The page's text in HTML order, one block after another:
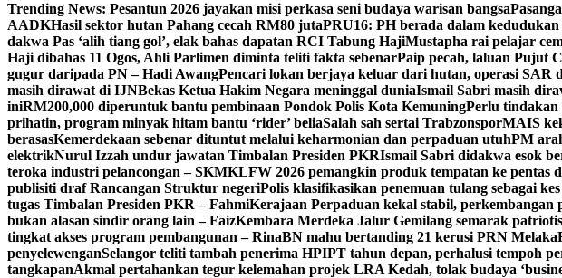
Trending News: Pesantun 2026 jayakan misi perkasa seni budaya warisan bangsa
AADKHasil sektor hutan Pahang cecah RM80 jutaPRU16: PH berada dalam
dakwa Pas ‘alih tiang gol’, elak bahas dapatan RCI Tabung HajiMustapha rai pelajar
Haji dibahas 11 Ogos, Ahli Parlimen diminta teliti fakta sebenarPaip pecah, laluan Pujut
gugur daripada PN – Hadi AwangPencari lokan berjaya keluar dari hutan, operasi SAR
masih dirawat di IJNBekas Ketua Hakim Negara meninggal duniaIsmail Sabri masih
iniRM200,000 diperuntuk bantu pembinaan Pondok Polis Kota KemuningPerlu tindakan
prihatin, program minyak hitam bantu ‘rider’ beliaSalah sah sertai TrabzonsporMAIS
berasasKemerdekaan sebenar dituntut melalui keharmonian dan perpaduan utuhPM
elektrikNurul Izzah undur jawatan Timbalan Presiden PKRIsmail Sabri didakwa esok
teroka industri pelancongan – SKMKLFW 2026 pemangkin produk tempatan ke pentas
publisiti draf Rancangan Struktur negeriPolis klasifikasikan penemuan tulang sebagai
tugas Timbalan Presiden PKR – FahmiKerajaan Perpaduan kekal stabil,
bukan alasan sindir orang lain – FaizKembara Merdeka Jalur Gemilang semarak
tingkat akses program pembangunan – RinaBN mahu bertanding 21 kerusi PRN Melaka
penyelewenganSelangor teliti tambah penerima HPIPT tahun depan, perhalusi tempoh
tangkapanAkmal pertahankan tegur kelemahan projek LRA Kedah, tolak budaya